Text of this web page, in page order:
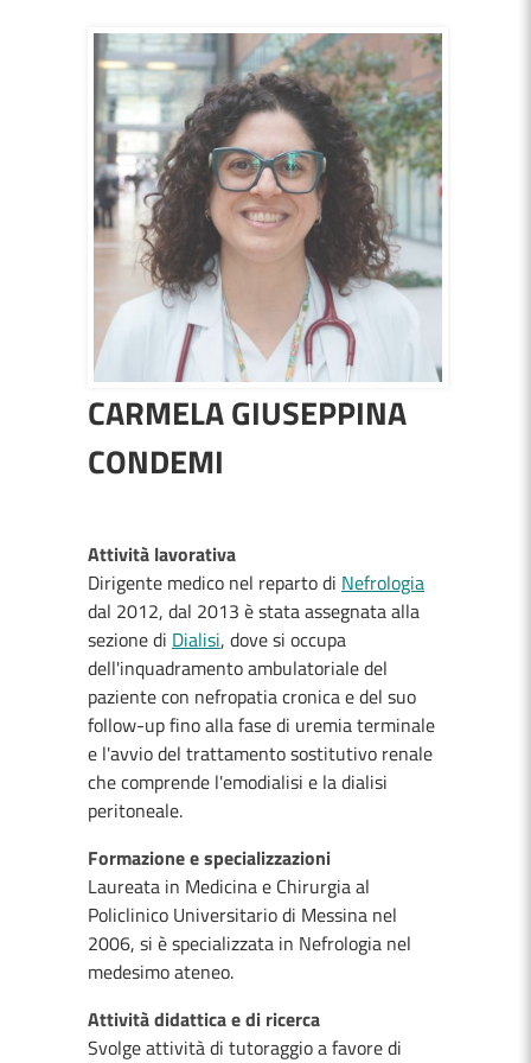
CARMELA GIUSEPPINA
CONDEMI
Attività lavorativa
Dirigente medico nel reparto di Nefrologia
dal 2012, dal 2013 è stata assegnata alla
sezione di Dialisi, dove si occupa
dell'inquadramento ambulatoriale del
paziente con nefropatia cronica e del suo
follow-up fino alla fase di uremia terminale
e l'avvio del trattamento sostitutivo renale
che comprende l'emodialisi e la dialisi
peritoneale.
Formazione e specializzazioni
Laureata in Medicina e Chirurgia al
Policlinico Universitario di Messina nel
2006, si è specializzata in Nefrologia nel
medesimo ateneo.
Attività didattica e di ricerca
Svolge attività di tutoraggio a favore di